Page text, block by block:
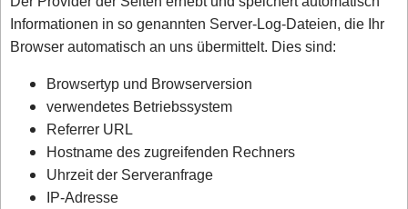
Informationen in so genannten Server-Log-Dateien, die Ihr
Browser automatisch an uns übermittelt. Dies sind:
Browsertyp und Browserversion
verwendetes Betriebssystem
Referrer URL
Hostname des zugreifenden Rechners
Uhrzeit der Serveranfrage
IP-Adresse